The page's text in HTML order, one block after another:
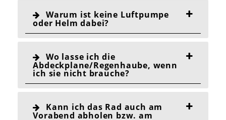
Warum ist keine Luftpumpe
oder Helm dabei?
Wo lasse ich die
Abdeckplane/Regenhaube, wenn
ich sie nicht brauche?
Kann ich das Rad auch am
Vorabend abholen bzw. am